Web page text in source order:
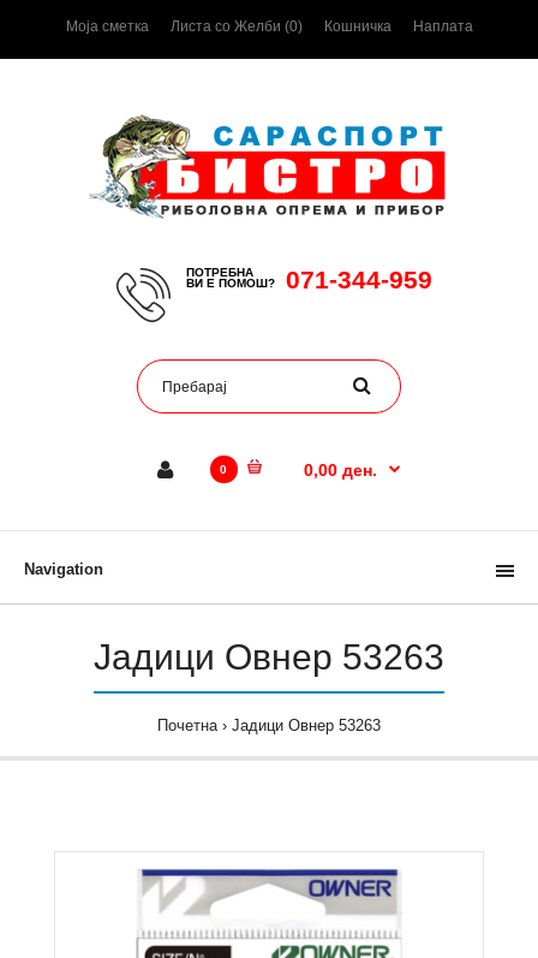
Моја сметка Листа со Желби (0) Кошничка Наплата
ПОТРЕБНА
ВИ Е ПОМОШ?
071-344-959
0 0,00 ден.
Navigation
Јадици Овнер 53263
Почетна Јадици Овнер 53263